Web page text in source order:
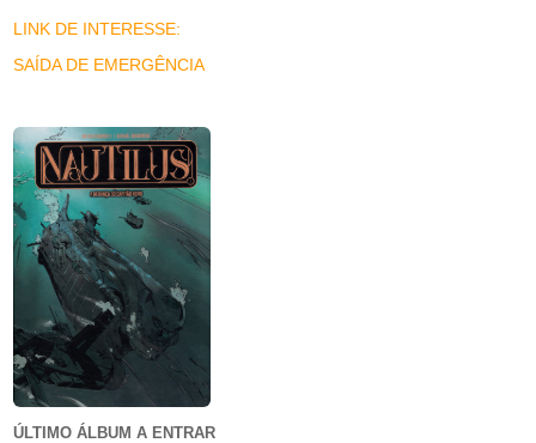
LINK DE INTERESSE:
SAÍDA DE EMERGÊNCIA
ÚLTIMO ÁLBUM A ENTRAR